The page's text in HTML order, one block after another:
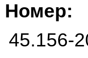
Номер:
45.156-